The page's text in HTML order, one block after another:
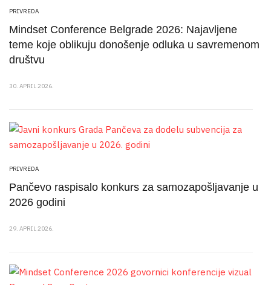
PRIVREDA
Mindset Conference Belgrade 2026: Najavljene
teme koje oblikuju donošenje odluka u savremenom
društvu
30. APRIL 2026.
PRIVREDA
Pančevo raspisalo konkurs za samozapošljavanje u
2026 godini
29. APRIL 2026.